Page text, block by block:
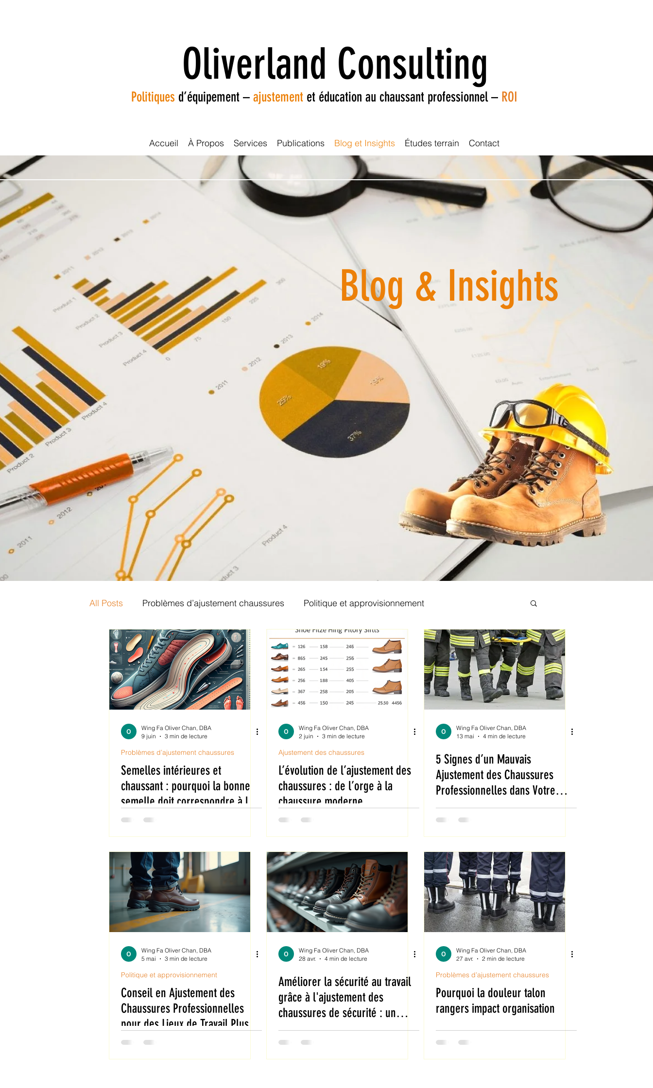
Oliverland Consulting
Politiques d’équipement – ajustementet éducation au chaussant professionnel – ROI
Accueil À Propos Services Publications Blog et Insights Études terrain Contact
Blog & Insights
All Posts Problèmes d’ajustement chaussures Politique et approvisionnement
Ajustement des chaussures
Wing Fa Oliver Chan, DBA
9 juin
3 min de lecture
Problèmes d’ajustement chaussures
Semelles intérieures et
chaussant : pourquoi la bonne
semelle doit correspondre à la
chaussure
Wing Fa Oliver Chan, DBA
2 juin
3 min de lecture
Ajustement des chaussures
L’évolution de l’ajustement des
chaussures : de l’orge à la
chaussure moderne
Wing Fa Oliver Chan, DBA
13 mai
4 min de lecture
5 Signes d’un Mauvais
Ajustement des Chaussures
Professionnelles dans Votre
Organisation
Wing Fa Oliver Chan, DBA
5 mai
3 min de lecture
Politique et approvisionnement
Conseil en Ajustement des
Chaussures Professionnelles
pour des Lieux de Travail Plus
Sûrs
Wing Fa Oliver Chan, DBA
28 avr.
4 min de lecture
Améliorer la sécurité au travail
grâce à l'ajustement des
chaussures de sécurité : un
levier clé pour la performance
en entreprise
Wing Fa Oliver Chan, DBA
27 avr.
2 min de lecture
Problèmes d’ajustement chaussures
Pourquoi la douleur talon
rangers impact organisation